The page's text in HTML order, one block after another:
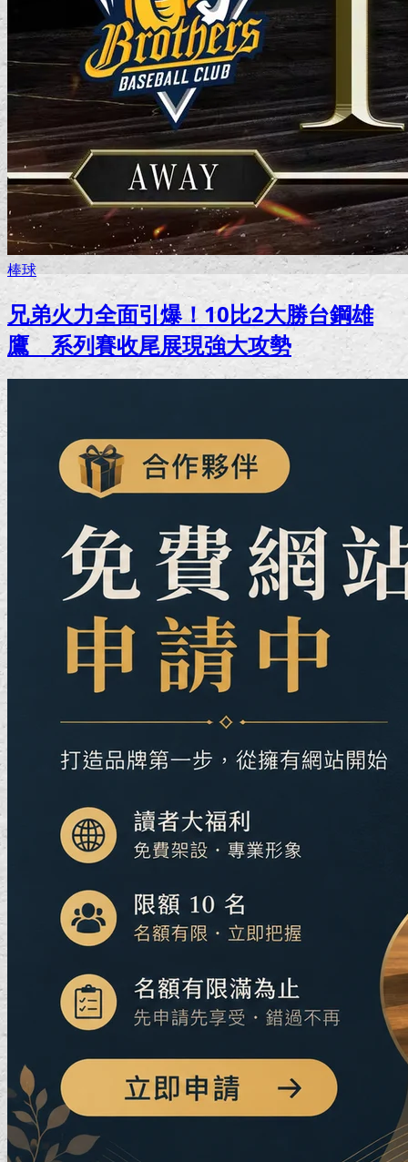
棒球
兄弟火力全面引爆！10比2大勝台鋼雄
鷹 系列賽收尾展現強大攻勢